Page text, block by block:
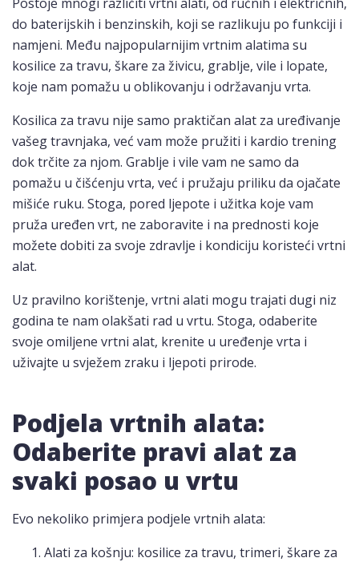
do baterijskih i benzinskih, koji se razlikuju po funkciji i
namjeni. Među najpopularnijim vrtnim alatima su
kosilice za travu, škare za živicu, grablje, vile i lopate,
koje nam pomažu u oblikovanju i održavanju vrta.
Kosilica za travu nije samo praktičan alat za uređivanje
vašeg travnjaka, već vam može pružiti i kardio trening
dok trčite za njom. Grablje i vile vam ne samo da
pomažu u čišćenju vrta, već i pružaju priliku da ojačate
mišiće ruku. Stoga, pored ljepote i užitka koje vam
pruža uređen vrt, ne zaboravite i na prednosti koje
možete dobiti za svoje zdravlje i kondiciju koristeći vrtni
alat.
Uz pravilno korištenje, vrtni alati mogu trajati dugi niz
godina te nam olakšati rad u vrtu. Stoga, odaberite
svoje omiljene vrtni alat, krenite u uređenje vrta i
uživajte u svježem zraku i ljepoti prirode.
Podjela vrtnih alata:
Odaberite pravi alat za
svaki posao u vrtu
Evo nekoliko primjera podjele vrtnih alata:
Alati za košnju: kosilice za travu, trimeri, škare za